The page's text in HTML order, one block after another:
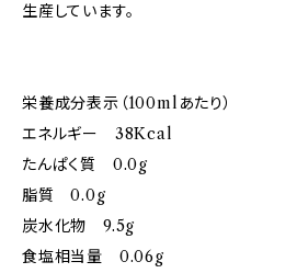
生産しています。
栄養成分表示（100mlあたり）
エネルギー 38Kcal
たんぱく質 0.0g
脂質 0.0g
炭水化物 9.5g
食塩相当量 0.06g